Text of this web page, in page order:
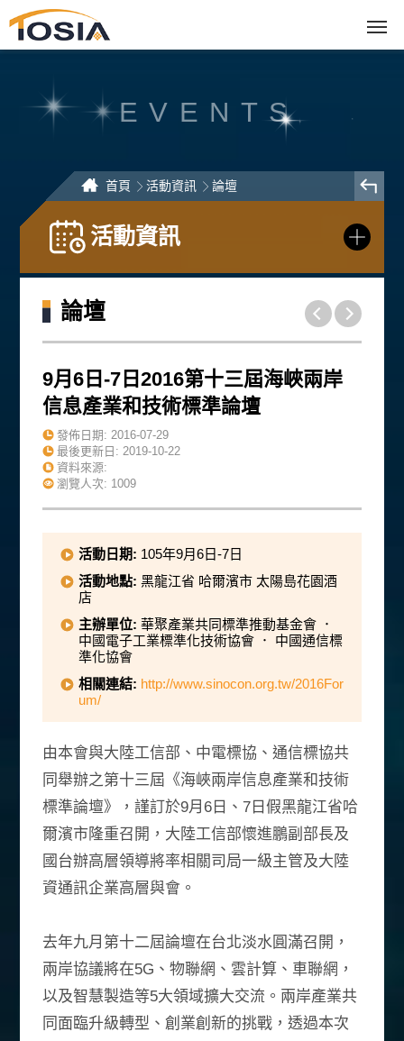
容
EVENTS
首頁 活動資訊 論壇
活動資訊
論壇
9月6日-7日2016第十三屆海峽兩岸
信息產業和技術標準論壇
發佈日期:2016-07-29
最後更新日:2019-10-22
資料來源:
瀏覽人次: 1009
活動日期: 105年9月6日-7日
活動地點: 黑龍江省 哈爾濱市 太陽島花園酒
店
主辦單位: 華聚產業共同標準推動基金會 ．
中國電子工業標準化技術協會 ． 中國通信標
準化協會
相關連結: http://www.sinocon.org.tw/2016For
um/
由本會與大陸工信部、中電標協、通信標協共
同舉辦之第十三屆《海峽兩岸信息產業和技術
標準論壇》，謹訂於9月6日、7日假黑龍江省哈
爾濱市隆重召開，大陸工信部懷進鵬副部長及
國台辦高層領導將率相關司局一級主管及大陸
資通訊企業高層與會。
去年九月第十二屆論壇在台北淡水圓滿召開，
兩岸協議將在5G、物聯網、雲計算、車聯網，
以及智慧製造等5大領域擴大交流。兩岸產業共
同面臨升級轉型、創業創新的挑戰，透過本次